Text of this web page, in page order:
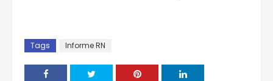
Tags Informe RN